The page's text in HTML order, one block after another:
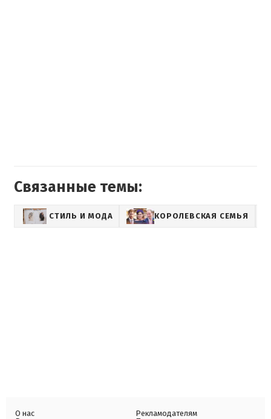
Связанные темы:
СТИЛЬ И МОДА КОРОЛЕВСКАЯ СЕМЬЯ
О нас
Рекламодателям